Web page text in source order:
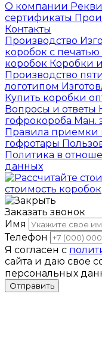
О компании
сертификаты
Контакты
Производство
коробок с печатью
коробок Коробки
Производство
логотипом
Купить коробки
Вопросы и ответы
гофрокороба Ман.
Правила приемки
гофротары
Политика в
данных
стоимость коробок
Заказать звонок
Имя
Телефон
Я согласен с
сайта и даю свое
персональных
Отправить